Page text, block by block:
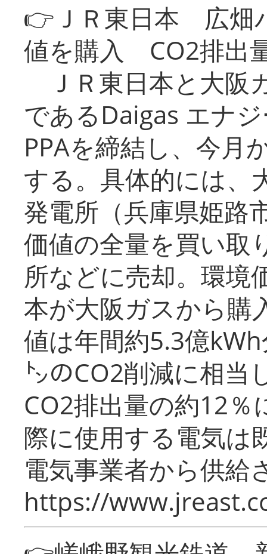
👉ＪＲ東日本 広畑
値を購入 CO2排出
ＪＲ東日本と大阪
であるDaigas エナ
PPAを締結し、今月
する。具体的には、
発電所（兵庫県姫路
価値の全量を買い取
所などに売却。環境
本が大阪ガスから購
値は年間約5.3億
㌧のCO2削減に相当
CO2排出量の約12％
際に使用する電気は
電気事業者から供給
https://